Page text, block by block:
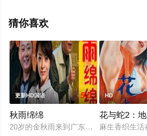
猜你喜欢
更新HD国语 5.0
秋雨绵绵
20岁的金秋雨来到广东打工，在清苦的
HD
花与蛇2：
麻生香织生